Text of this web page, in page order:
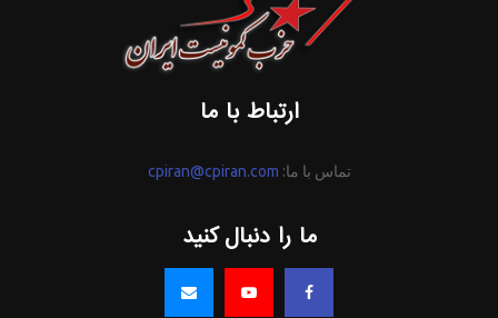
ارتباط با ما
تماس با ما: cpiran@cpiran.com
ما را دنبال کنید